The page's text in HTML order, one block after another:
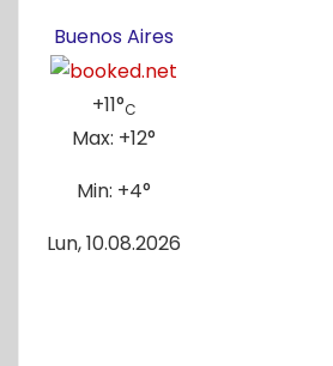
Buenos Aires
+11°C
Max: +12°
Min: +4°
Lun, 10.08.2026